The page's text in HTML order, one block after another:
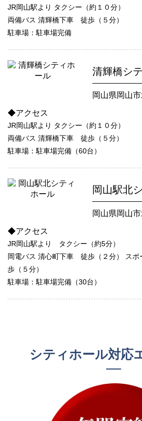
JR岡山駅より タクシー（約１０分）
両備バス 清輝橋下車 徒歩（５分）
駐車場：駐車場完備
清輝橋シ
岡山県岡山
◆アクセス
JR岡山駅より タクシー（約１０分）
両備バス 清輝橋下車 徒歩（５分）
駐車場：駐車場完備（60台）
岡山駅北
岡山県岡山
◆アクセス
JR岡山駅より タクシー（約5分）
岡電バス 清心町下車 徒歩（２分） ス
歩（５分）
駐車場：駐車場完備（30台）
シティホール対応